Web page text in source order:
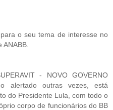
o seu tema de interesse no
- NOVO GOVERNO
alertado outras vezes, está
do Presidente Lula, com todo o
corpo de funcionários do BB